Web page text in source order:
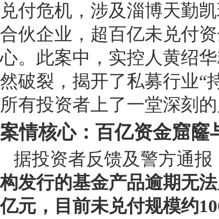
兑付危机，涉及淄博天勤
合伙企业，超百亿未兑付
心。此案中，实控人黄绍
然破裂，揭开了私募行业“
所有投资者上了一堂深刻
案情核心：百亿资金窟窿
据投资者反馈及警方通报
构发行的基金产品逾期无
亿元，目前未兑付规模约